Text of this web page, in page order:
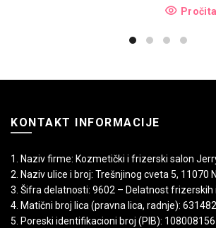
KONTAKT INFORMACIJE
1. Naziv firme: Kozmetički i frizerski salon
2. Naziv ulice i broj: Trešnjinog cveta 5, 11070
3. Šifra delatnosti: 9602 – Delatnost
4. Matični broj lica (pravna lica, radnje):
5. Poreski identifikacioni broj (PIB): 108008156